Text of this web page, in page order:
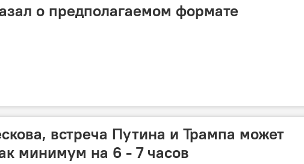
о предполагаемом формате
встреча Путина и Трампа может
минимум на 6 - 7 часов